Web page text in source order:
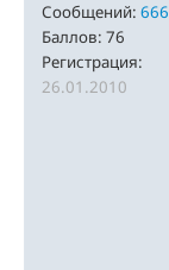
Сообщений:
Баллов: 76
Регистрация:
26.01.2010